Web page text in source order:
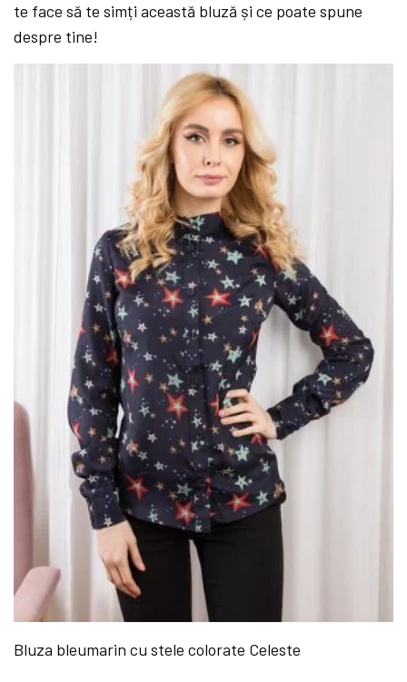
te face să te simți această bluză și ce poate spune
despre tine!
Bluza bleumarin cu stele colorate Celeste